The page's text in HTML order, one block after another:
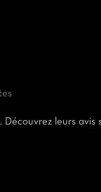
leurs avis